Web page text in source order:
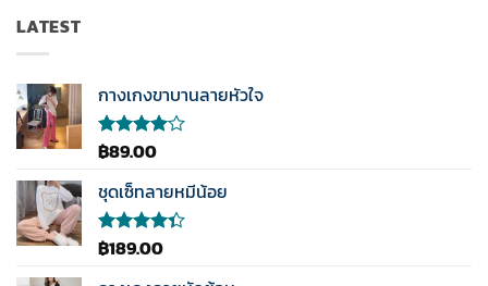
LATEST
กางเกงขาบานลายหัวใจ
ให้
4.00
ตั้งแต่ 1-
5
฿89.00
ชุดเซ็ทลายหมีน้อย
ให้
฿189.00